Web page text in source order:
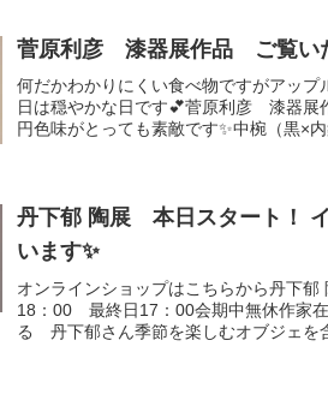
菅原利彦 漆器展作品 ご覧い
何だかわかりにくい食べ物ですがアッ
日は穏やかな日です💕菅原利彦 漆器展
円色味がとっても素敵です✨中椀（黒×
丹下郁 陶展 本日スタート！
います✨
オンラインショップはこちらから丹下
18：00 最終日17：00会期中無休作家
る 丹下郁さん季節を楽しむオブジェを